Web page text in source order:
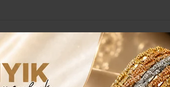
Genel Siyaset Kültür Sanat